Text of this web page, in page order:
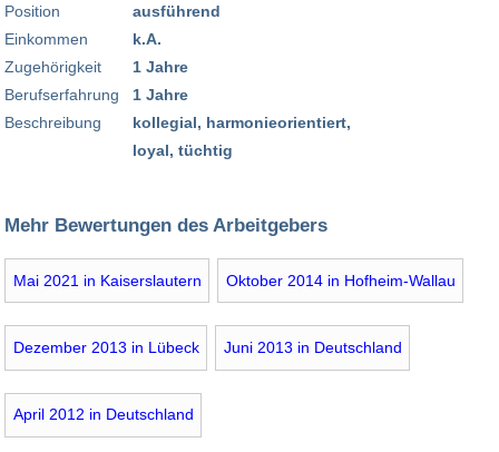
Position
Einkommen
Zugehörigkeit
Berufserfahrung
Beschreibung
ausführend
k.A.
1 Jahre
1 Jahre
kollegial, harmonieorientiert,
loyal, tüchtig
Mehr Bewertungen des Arbeitgebers
Mai 2021 in Kaiserslautern Oktober 2014 in Hofheim-Wallau
Dezember 2013 in Lübeck Juni 2013 in Deutschland
April 2012 in Deutschland